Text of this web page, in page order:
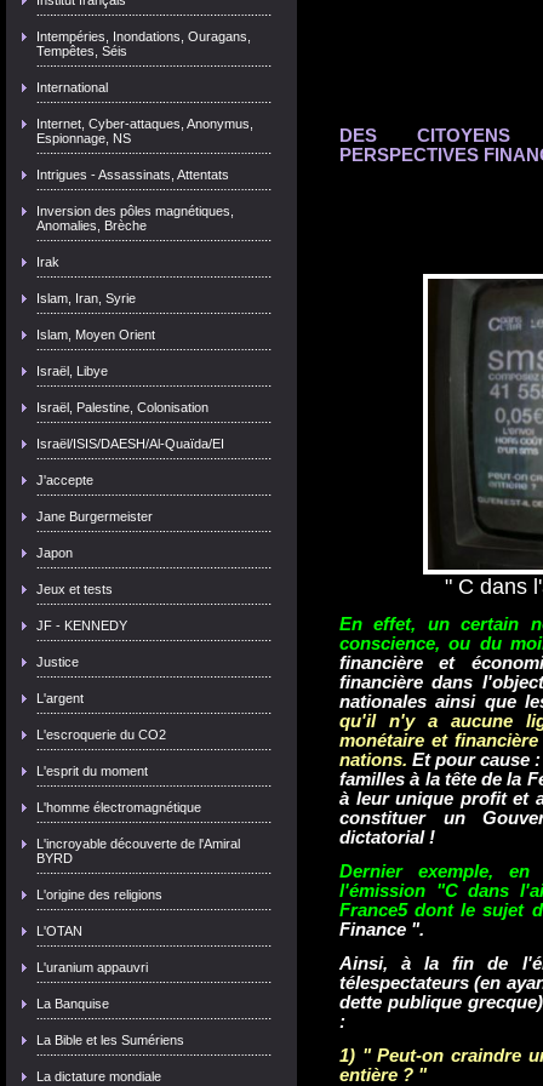
Intempéries, Inondations, Ouragans,
Tempêtes, Séis
International
Internet, Cyber-attaques, Anonymus,
Espionnage, NS
Intrigues - Assassinats, Attentats
Inversion des pôles magnétiques,
Anomalies, Brèche
Irak
Islam, Iran, Syrie
Islam, Moyen Orient
Israël, Libye
Israël, Palestine, Colonisation
Israël/ISIS/DAESH/Al-Quaïda/EI
J'accepte
Jane Burgermeister
Japon
Jeux et tests
JF - KENNEDY
Justice
L'argent
L'escroquerie du CO2
L'esprit du moment
L'homme électromagnétique
L'incroyable découverte de l'Amiral
BYRD
L'origine des religions
L'OTAN
L'uranium appauvri
La Banquise
La Bible et les Sumériens
La dictature mondiale
DES CITOYENS
PERSPECTIVES
" C dans
En effet, un certain
conscience, ou du
financière et
financière dans
nationales ainsi que
qu'il n'y a aucune
monétaire et
nations. Et pour cause
familles à la tête de la
à leur unique profit et
constituer un
dictatorial !
Dernier exemple,
l'émission "C dans
France5 dont le sujet
Finance ".
Ainsi, à la fin de
télespectateurs (en
dette publique
:
1) " Peut-on craindre
entière ? "